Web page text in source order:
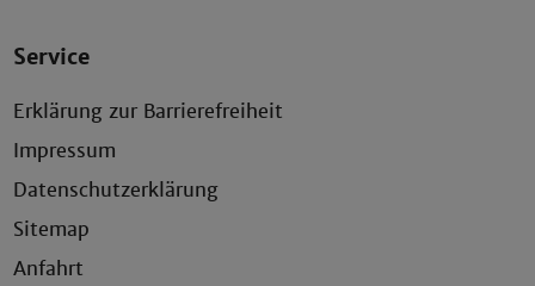
Service
Erklärung zur Barrierefreiheit
Impressum
Datenschutzerklärung
Sitemap
Anfahrt